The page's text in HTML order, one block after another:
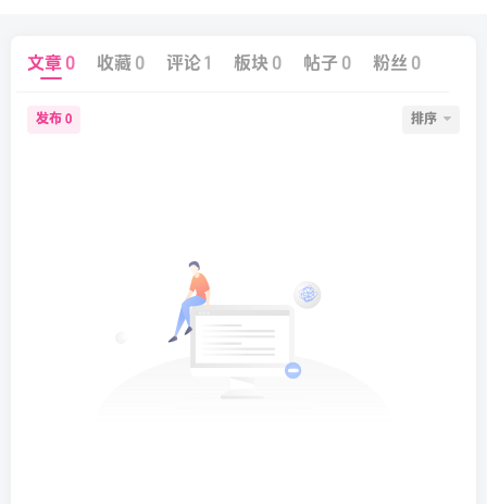
文章0 收藏 0 评论1 板块 0 帖子 0 粉丝 0
发布 0 排序